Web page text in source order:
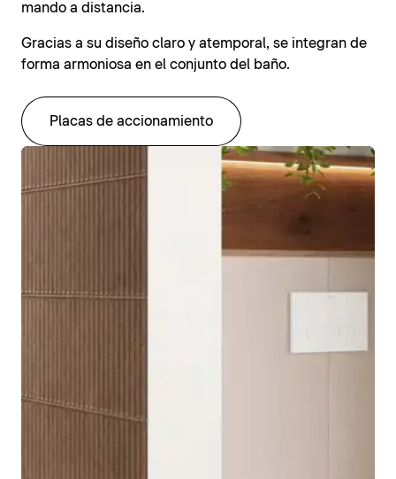
mando a distancia.
Gracias a su diseño claro y atemporal, se integran de
forma armoniosa en el conjunto del baño.
Placas de accionamiento